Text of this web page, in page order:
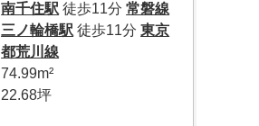
南千住駅 徒歩11分常磐線
三ノ輪橋駅 徒歩11分東京
都荒川線
74.99m²
22.68坪